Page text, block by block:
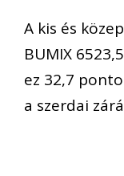
A kis és
BUMIX
ez 32,7
a szerdai